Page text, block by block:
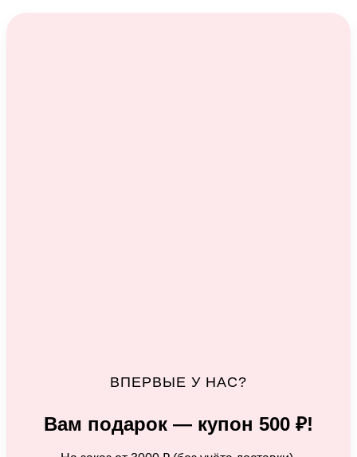
ВПЕРВЫЕ У НАС?
Вам подарок — купон 500 ₽!